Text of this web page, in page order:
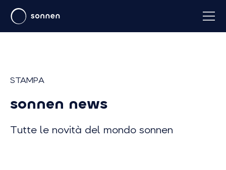
STAMPA
sonnen news
Tutte le novità del mondo sonnen